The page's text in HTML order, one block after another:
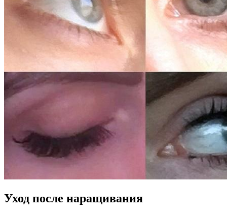
Уход после наращивания